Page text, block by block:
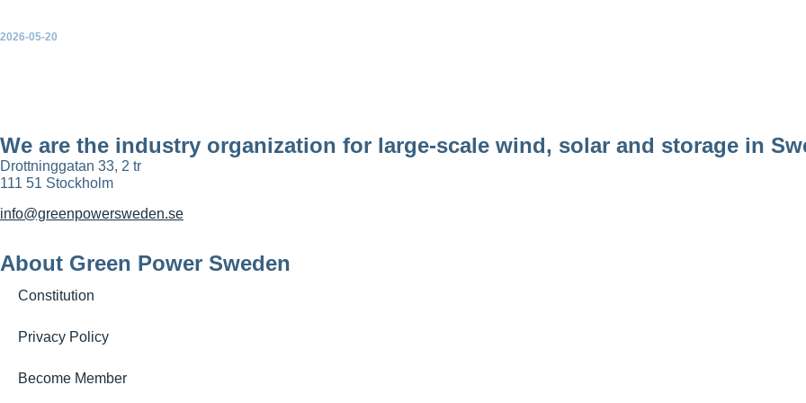
2026-05-20
We are the industry organization for large-scale wind, solar and storage in
Drottninggatan 33, 2 tr
111 51 Stockholm
info@greenpowersweden.se
About Green Power Sweden
Constitution
Privacy Policy
Become Member